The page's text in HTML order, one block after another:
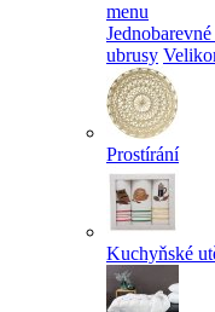
menu
ubrusy
Prostírání
Kuchyňské